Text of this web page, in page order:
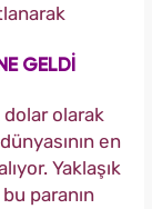
GELDİ
dolar olarak
en
Yaklaşık
paranın